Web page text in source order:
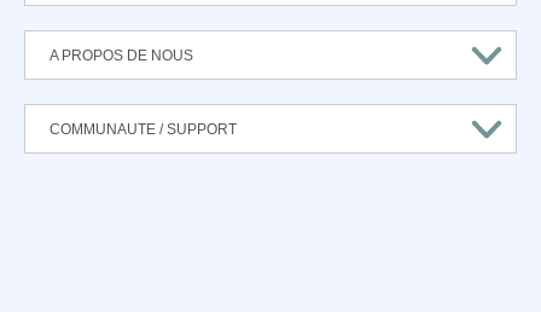
A PROPOS DE NOUS
COMMUNAUTE / SUPPORT